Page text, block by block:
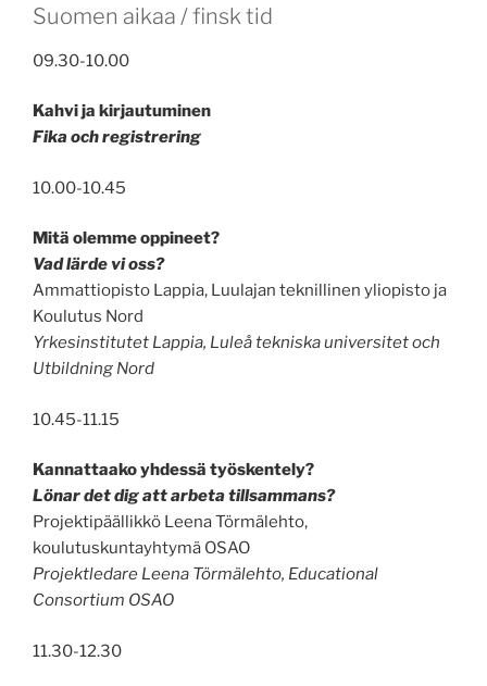
Suomen aikaa / finsk tid
09.30-10.00
Kahvi ja kirjautuminen
Fika och registrering
10.00-10.45
Mitä olemme oppineet?
Vad lärde vi oss?
Ammattiopisto Lappia, Luulajan teknillinen yliopisto ja
Koulutus Nord
Yrkesinstitutet Lappia, Luleå tekniska universitet och
Utbildning Nord
10.45-11.15
Kannattaako yhdessä työskentely?
Lönar det dig att arbeta tillsammans?
Projektipäällikkö Leena Törmälehto,
koulutuskuntayhtymä OSAO
Projektledare Leena Törmälehto, Educational
Consortium OSAO
11.30-12.30